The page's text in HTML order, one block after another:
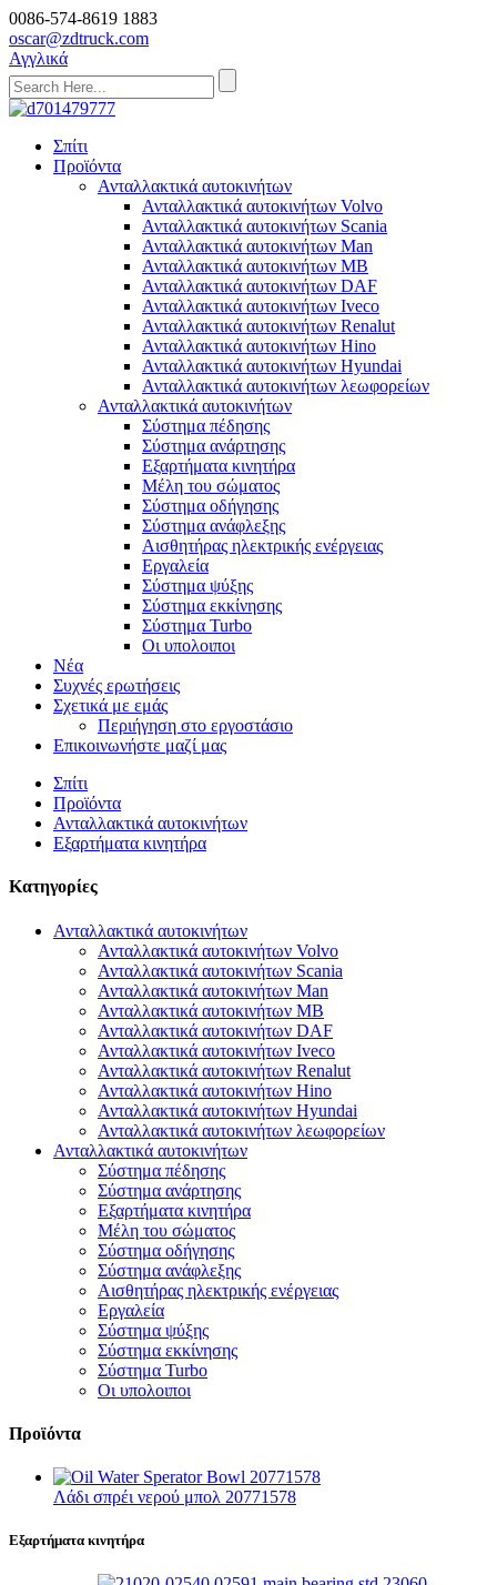
0086-574-8619 1883
oscar@zdtruck.com
Αγγλικά
Σπίτι
Προϊόντα
Ανταλλακτικά αυτοκινήτων
Ανταλλακτικά αυτοκινήτων Volvo
Ανταλλακτικά αυτοκινήτων Scania
Ανταλλακτικά αυτοκινήτων Man
Ανταλλακτικά αυτοκινήτων MB
Ανταλλακτικά αυτοκινήτων DAF
Ανταλλακτικά αυτοκινήτων Iveco
Ανταλλακτικά αυτοκινήτων Renalut
Ανταλλακτικά αυτοκινήτων Hino
Ανταλλακτικά αυτοκινήτων Hyundai
Ανταλλακτικά αυτοκινήτων λεωφορείων
Ανταλλακτικά αυτοκινήτων
Σύστημα πέδησης
Σύστημα ανάρτησης
Εξαρτήματα κινητήρα
Μέλη του σώματος
Σύστημα οδήγησης
Σύστημα ανάφλεξης
Αισθητήρας ηλεκτρικής ενέργειας
Εργαλεία
Σύστημα ψύξης
Σύστημα εκκίνησης
Σύστημα Turbo
Οι υπολοιποι
Νέα
Συχνές ερωτήσεις
Σχετικά με εμάς
Περιήγηση στο εργοστάσιο
Επικοινωνήστε μαζί μας
Σπίτι
Προϊόντα
Ανταλλακτικά αυτοκινήτων
Εξαρτήματα κινητήρα
Κατηγορίες
Ανταλλακτικά αυτοκινήτων
Ανταλλακτικά αυτοκινήτων Volvo
Ανταλλακτικά αυτοκινήτων Scania
Ανταλλακτικά αυτοκινήτων Man
Ανταλλακτικά αυτοκινήτων MB
Ανταλλακτικά αυτοκινήτων DAF
Ανταλλακτικά αυτοκινήτων Iveco
Ανταλλακτικά αυτοκινήτων Renalut
Ανταλλακτικά αυτοκινήτων Hino
Ανταλλακτικά αυτοκινήτων Hyundai
Ανταλλακτικά αυτοκινήτων λεωφορείων
Ανταλλακτικά αυτοκινήτων
Σύστημα πέδησης
Σύστημα ανάρτησης
Εξαρτήματα κινητήρα
Μέλη του σώματος
Σύστημα οδήγησης
Σύστημα ανάφλεξης
Αισθητήρας ηλεκτρικής ενέργειας
Εργαλεία
Σύστημα ψύξης
Σύστημα εκκίνησης
Σύστημα Turbo
Οι υπολοιποι
Προϊόντα
Λάδι σπρέι νερού μπολ 20771578
Εξαρτήματα κινητήρα